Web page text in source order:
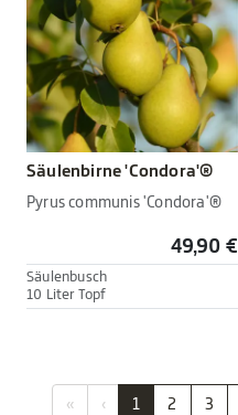
Säulenbirne 'Condora'®
Pyrus communis 'Condora'®
49,90 €
Säulenbusch
10 Liter Topf
« ‹ 1 2 3